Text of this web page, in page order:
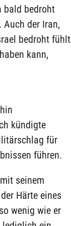
bald bedroht
der Iran,
bedroht fühlt
kann,
kündigte
für
führen.
seinem
Härte eines
wenig wie er